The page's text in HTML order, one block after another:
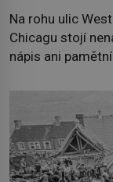
Na rohu ulic
Chicagu stojí
nápis ani
sídlil sériový
past na lidi v
Webster